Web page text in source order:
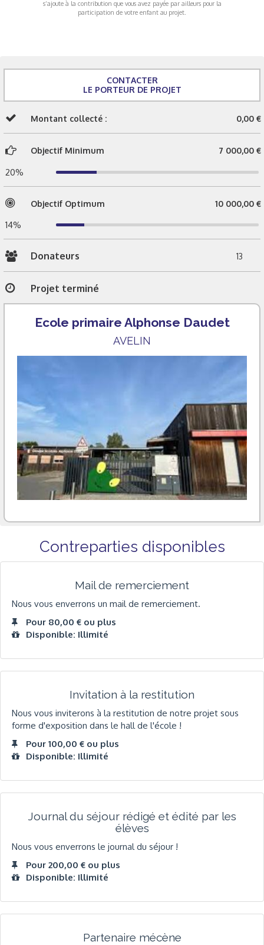
s’ajoute à la contribution que vous avez payée par ailleurs pour la
participation de votre enfant au projet.
CONTACTER
LE PORTEUR DE PROJET
Montant collecté : 0,00 €
Objectif Minimum 7 000,00 €
20%
Objectif Optimum 10 000,00 €
14%
Donateurs 13
Projet terminé
Ecole primaire Alphonse Daudet
AVELIN
Contreparties disponibles
Mail de remerciement
Nous vous enverrons un mail de remerciement.
Pour 80,00 € ou plus
Disponible: Illimité
Invitation à la restitution
Nous vous inviterons à la restitution de notre projet sous
forme d'exposition dans le hall de l'école !
Pour 100,00 € ou plus
Disponible: Illimité
Journal du séjour rédigé et édité par les
élèves
Nous vous enverrons le journal du séjour !
Pour 200,00 € ou plus
Disponible: Illimité
Partenaire mécène